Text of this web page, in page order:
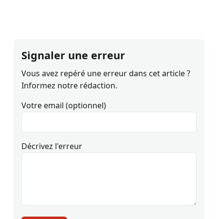
Signaler une erreur
Vous avez repéré une erreur dans cet article ?
Informez notre rédaction.
Votre email (optionnel)
Décrivez l'erreur